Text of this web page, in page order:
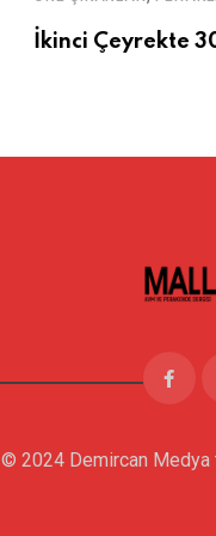
İkinci Çeyrekte
© 2024 Demircan Medya